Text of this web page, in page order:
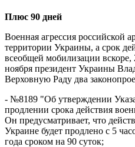
Плюс 90 дней
Военная агрессия российской
территории Украины, а срок
всеобщей мобилизации вскоре,
ноября президент Украины
Верховную Раду два
- №8189 "Об утверждении
продлении срока действия
Он предусматривает, что
Украине будет продлено с 5
года сроком на 90 суток;